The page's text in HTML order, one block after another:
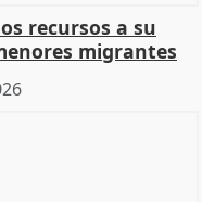
recursos a su
migrantes